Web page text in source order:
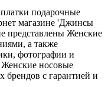
подарочные
магазине 'Джинсы
представлены Женские
а также
фотографии и
носовые
с гарантией и